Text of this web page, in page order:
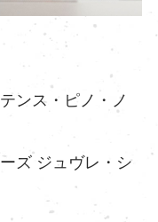
ンス・ピノ・ノ
ズ ジュヴレ・シ